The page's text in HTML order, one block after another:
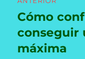
de
entradas
Entrada
anterior:
Cómo
conseguir
máxima